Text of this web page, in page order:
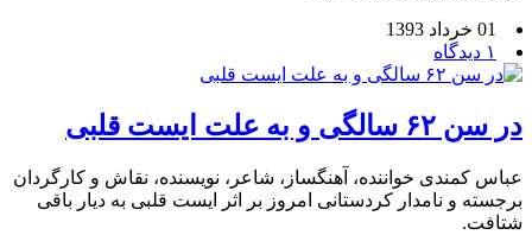
01 خرداد 1393
۱ دیدگاه
در سن ۶۲ سالگی و به علت ایست قلبی
عباس کمندی خواننده، آهنگساز، شاعر، نویسنده، نقاش و کارگردان
برجسته و نامدار کردستانی امروز بر اثر ایست قلبی به دیار باقی
شتافت.